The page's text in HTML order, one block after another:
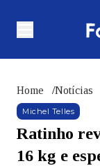
Home /Notícias
Michel Telles
Ratinho
16 kg e